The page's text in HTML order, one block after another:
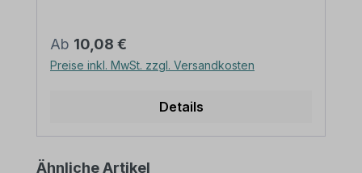
eine sichere Befestigung von Schildern mit
einer Höhe über 200 mm werden zwei
Rohrschellen benötigt. Merkmale dieser
Norm: nach IVZ Material: Stahl,
Verschrauben Schellenlänge: ca. 415
Schilderbefestigung: Lochabstand 350
Regulärer Preis:
Ab 10,08 €
Preise inkl. MwSt. zzgl. Versandkosten
Details
Produktgalerie überspringen
Ähnliche Artikel